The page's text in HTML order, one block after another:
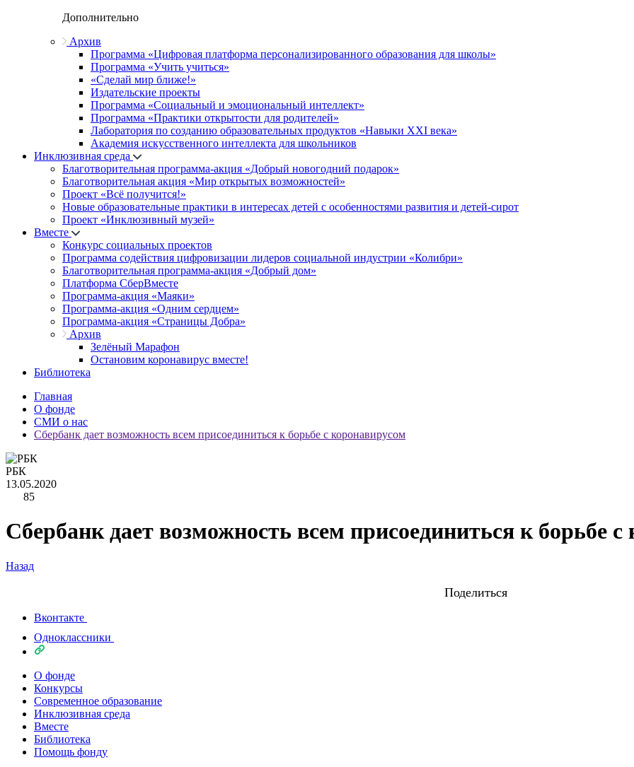
Дополнительно
Архив
Программа «Цифровая платформа персонализированного образования для школы»
Программа «Учить учиться»
«Сделай мир ближе!»
Издательские проекты
Программа «Социальный и эмоциональный интеллект»
Программа «Практики открытости для родителей»
Лаборатория по созданию образовательных продуктов «Навыки XXI века»
Академия искусственного интеллекта для школьников
Инклюзивная среда
Благотворительная программа-акция «Добрый новогодний подарок»
Благотворительная акция «Мир открытых возможностей»
Проект «Всё получится!»
Новые образовательные практики в интересах детей с особенностями развития и детей-сирот
Проект «Инклюзивный музей»
Вместе
Конкурс социальных проектов
Программа содействия цифровизации лидеров социальной индустрии «Колибри»
Благотворительная программа-акция «Добрый дом»
Платформа СберВместе
Программа-акция «Маяки»
Программа-акция «Одним сердцем»
Программа-акция «Страницы Добра»
Архив
Зелёный Марафон
Остановим коронавирус вместе!
Библиотека
Главная
О фонде
СМИ о нас
Сбербанк дает возможность всем присоединиться к борьбе с коронавирусом
РБК
13.05.2020
85
Сбербанк дает возможность всем присоединиться к борьбе с
Назад
Поделиться
Вконтакте
Одноклассники
О фонде
Конкурсы
Современное образование
Инклюзивная среда
Вместе
Библиотека
Помощь фонду